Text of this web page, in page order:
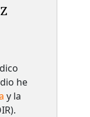
he
y la